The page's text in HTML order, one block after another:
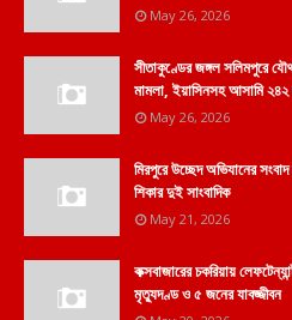
May 26, 2026
সীতাকুণ্ডের জঙ্গল সলিমপুরে
মামলা, ইয়াসিনসহ আসামি
May 26, 2026
মিরপুরে উচ্ছেদ অভিযানের
শিকার দুই সাংবাদিক
May 21, 2026
কক্সবাজারের চকরিয়ায়
মৃত্যুদণ্ড ও ৫ জনের যাবজ্জীবন